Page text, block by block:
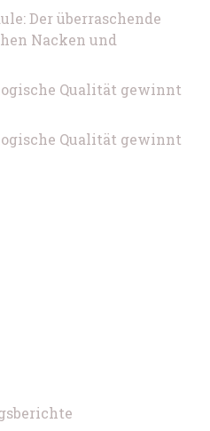
Der überraschende
Nacken und
Qualität gewinnt
Qualität gewinnt